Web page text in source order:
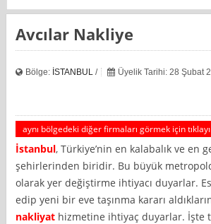
Avcılar Nakliye
Bölge: İSTANBUL / Üyelik Tarihi: 28 Şubat
aynı bölgedeki diğer firmaları görmek için
İstanbul, Türkiye’nin en kalabalık ve en
şehirlerinden biridir. Bu büyük
olarak yer değiştirme ihtiyacı duyarlar.
edip yeni bir eve taşınma kararı
nakliyat hizmetine ihtiyaç duyarlar. İşte